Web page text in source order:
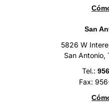
San
5826 W
San Antonio,
Tel.:
Fax: